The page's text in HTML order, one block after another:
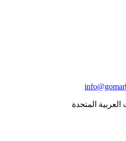
العربية المتحدة